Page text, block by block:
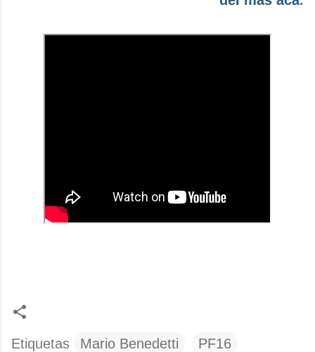
Etiquetas Mario Benedetti PF16